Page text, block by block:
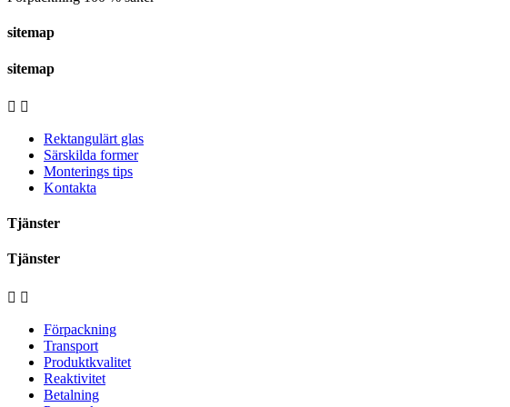
sitemap
sitemap
 
Rektangulärt glas
Särskilda former
Monterings tips
Kontakta
Tjänster
Tjänster
 
Förpackning
Transport
Produktkvalitet
Reaktivitet
Betalning